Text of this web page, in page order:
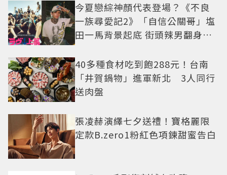
今夏戀綜神顏代表登場？《不良
一族尋愛記2》「自信公關哥」塩
田一馬背景起底 街頭辣男翻身當
40多種食材吃到飽288元！台南
「井賀鍋物」進軍新北 3人同行
送肉盤
張凌赫演繹七夕送禮！寶格麗限
定款B.zero1粉紅色項鍊甜蜜告白